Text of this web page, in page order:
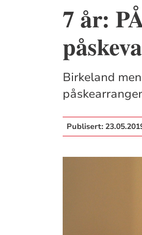
7 år:
Birkeland
Publisert: